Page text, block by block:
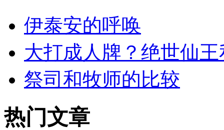
伊泰安的呼唤
大打成人牌？绝世仙
祭司和牧师的比较
热门文章